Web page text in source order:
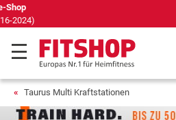
Seit 42 Jahren Ihr
Taurus Multi Kraftstationen